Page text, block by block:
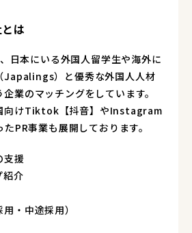
は
日本にいる外国人留学生や海外に
Japalings）と優秀な外国人人材
業のマッチングをしています。
向けTiktok【抖音】やInstagram
PR事業も展開しております。
支援
紹介
・中途採用）